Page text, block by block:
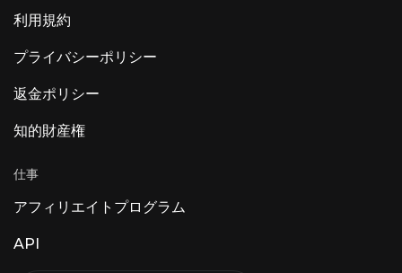
利用規約
プライバシーポリシー
返金ポリシー
知的財産権
仕事
アフィリエイトプログラム
API